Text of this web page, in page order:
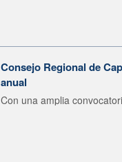
Consejo Regional de
anual
Con una amplia